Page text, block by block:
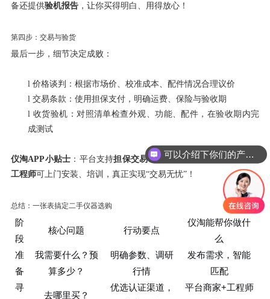
备还提供验机报告，让你买得明白、用得放心！
第四步：交易与验货
最后一步，细节决定成败：
l 价格谈判：根据市场价、校准成本、配件情况合理议价
l 交易条款：使用担保支付，明确运费、保险与验收期
l 收货验机：对照清单检查外观、功能、配件，在验收期内完
成测试
仪淘APP小贴士 ：平台支持担保交易，提供验收期保障，并有
专业
工程师可上门安装、培训，真正实现“交易无忧”！
总结：一张表搞定二手仪器选购
阶
段
核心问题 行动要点
仪淘能帮你做什
么
准
备
我需要什么？预
算多少？
明确参数、调研
行情
发布需求，智能
匹配
寻
去哪里买？
优选认证渠道，
平台商家+工程师
可以介绍下你们的产品么